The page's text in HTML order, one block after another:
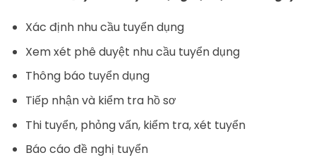
Xác định nhu cầu tuyển dụng
Xem xét phê duyệt nhu cầu tuyển dụng
Thông báo tuyển dụng
Tiếp nhận và kiểm tra hồ sơ
Thi tuyển, phỏng vấn, kiểm tra, xét tuyển
Báo cáo đề nghị tuyển